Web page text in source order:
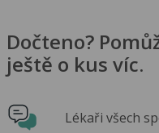
Dočteno?
ještě o kus víc.
Lékaři všech